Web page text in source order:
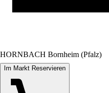
HORNBACH Bornheim (Pfalz)
Im Markt Reservieren